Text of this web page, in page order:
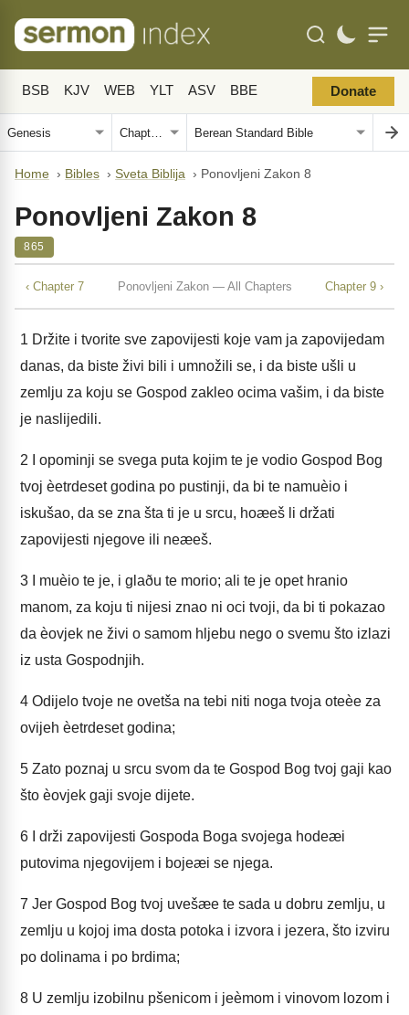
BSB KJV WEB YLT ASV BBE Donate
Home › Bibles › Sveta Biblija › Ponovljeni Zakon 8
Ponovljeni Zakon 8
865
‹ Chapter 7 Ponovljeni Zakon — All Chapters Chapter 9 ›
1 Držite i tvorite sve zapovijesti koje vam ja zapovijedam
danas, da biste živi bili i umnožili se, i da biste ušli u
zemlju za koju se Gospod zakleo ocima vašim, i da biste
je naslijedili.
2 I opominji se svega puta kojim te je vodio Gospod Bog
tvoj èetrdeset godina po pustinji, da bi te namuèio i
iskušao, da se zna šta ti je u srcu, hoæeš li držati
zapovijesti njegove ili neæeš.
3 I muèio te je, i glaðu te morio; ali te je opet hranio
manom, za koju ti nijesi znao ni oci tvoji, da bi ti pokazao
da èovjek ne živi o samom hljebu nego o svemu što izlazi
iz usta Gospodnjih.
4 Odijelo tvoje ne ovetša na tebi niti noga tvoja oteèe za
ovijeh èetrdeset godina;
5 Zato poznaj u srcu svom da te Gospod Bog tvoj gaji kao
što èovjek gaji svoje dijete.
6 I drži zapovijesti Gospoda Boga svojega hodeæi
putovima njegovijem i bojeæi se njega.
7 Jer Gospod Bog tvoj uvešæe te sada u dobru zemlju, u
zemlju u kojoj ima dosta potoka i izvora i jezera, što izviru
po dolinama i po brdima;
8 U zemlju izobilnu pšenicom i jeèmom i vinovom lozom i